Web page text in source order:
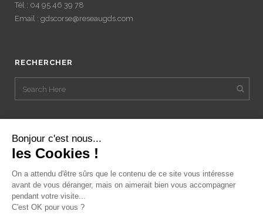
Bonjour c'est nous...
les Cookies !
On a attendu d'être sûrs que le contenu de ce site vous intéresse
avant de vous déranger, mais on aimerait bien vous accompagner
pendant votre visite...
C'est OK pour vous ?
Tél : 04 95 46 39 78
Email : gdscorse@reseaugds.com
RECHERCHER